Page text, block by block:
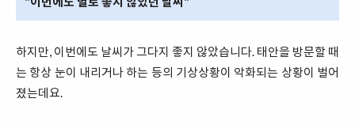
하지만, 이번에도 날씨가 그다지 좋지 않았습니다. 태안을 방문할 때
는 항상 눈이 내리거나 하는 등의 기상상황이 악화되는 상황이 벌어
졌는데요.